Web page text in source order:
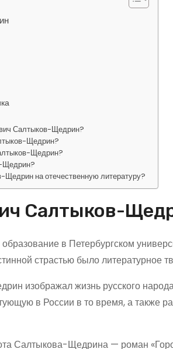
Салтыков-Щедрин?
Щедрин?
Щедрин?
Щедрин?
Щедрин на отечественную литературу?
Салтыков-
в Петербургском
страстью было литературное
изображал жизнь русского
в России в то время, а также
Салтыкова-Щедрина — роман